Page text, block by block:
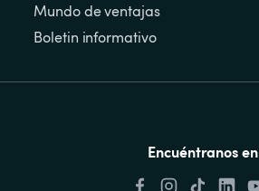
Mundo de ventajas
Boletin informativo
Encuéntranos en